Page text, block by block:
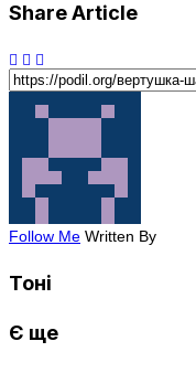
Share Article
Follow Me Written By
Тоні
Є ще